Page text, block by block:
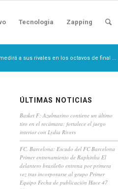
Tecnologia Zapping
a sus rivales en los octavos de final ...
ÚLTIMAS NOTICIAS
Basket F: Azulmarino contiene un último
tiro en el recámara: fortalece el juego
interior con Lydia Rivers
FC. Barcelona: Escudo del FC Barcelona
Primer entrenamiento de Raphinha El
delantero brasileño entrena por primera
vez tras incorporarse al grupo Primer
Equipo Fecha de publicación Hace 47